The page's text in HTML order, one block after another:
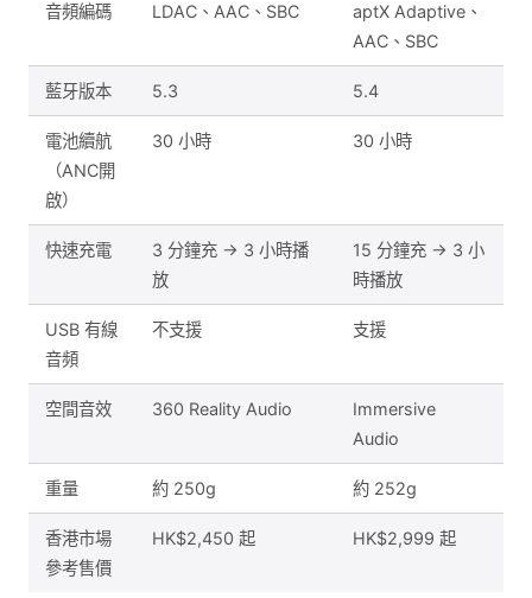
音頻編碼 LDAC、AAC、SBC
aptX Adaptive、
AAC、SBC
藍牙版本 5.3 5.4
電池續航
（ANC開
啟）
30 小時 30 小時
快速充電
3 分鐘充 → 3 小時播
放
15 分鐘充 → 3 小
時播放
USB 有線
音頻
不支援 支援
空間音效 360 Reality Audio
Immersive
Audio
重量 約 250g 約 252g
香港市場
參考售價
HK$2,450 起 HK$2,999 起